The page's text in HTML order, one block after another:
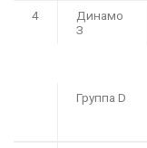
4
Динамо
З
Группа D